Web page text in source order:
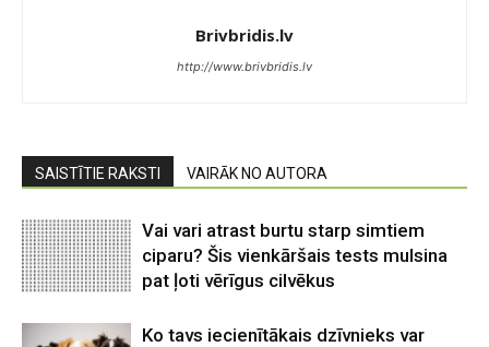
Brivbridis.lv
http://www.brivbridis.lv
SAISTĪTIE RAKSTI VAIRĀK NO AUTORA
Vai vari atrast burtu starp simtiem
ciparu? Šis vienkāršais tests mulsina
pat ļoti vērīgus cilvēkus
Ko tavs iecienītākais dzīvnieks var